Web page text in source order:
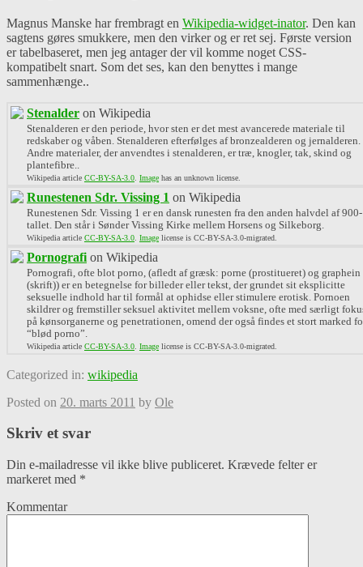
Magnus Manske har frembragt en Wikipedia-widget-inator. Den kan
sagtens gøres smukkere, men den virker og er ret sej. Første version
er tabelbaseret, men jeg antager der vil komme noget CSS-
kompatibelt snart. Som det ses, kan den benyttes i mange
sammenhænge..
Stenalder on Wikipedia
Stenalderen er den periode, hvor sten er det mest avancerede materiale til
redskaber og våben. Stenalderen efterfølges af bronzealderen og jernalderen.
Andre materialer, der anvendtes i stenalderen, er træ, knogler, tak, skind og
plantefibre..
Wikipedia article CC-BY-SA-3.0 Image has an unknown license.
Runestenen Sdr. Vissing 1 on Wikipedia
Runestenen Sdr. Vissing 1 er en dansk runesten fra den anden halvdel af 900-
tallet. Den står i Sønder Vissing Kirke mellem Horsens og Silkeborg.
Wikipedia article CC-BY-SA-3.0 Image license is CC-BY-SA-3.0-migrated.
Pornografi on Wikipedia
Pornografi, ofte blot porno, (afledt af græsk: porne (prostitueret) og graphein
(skrift)) er en betegnelse for billeder eller tekst, der grundet sit eksplicitte
seksuelle indhold har til formål at ophidse eller stimulere erotisk. Pornoen
skildrer og fremstiller seksuel aktivitet mellem voksne, ofte med særligt
på kønsorganerne og penetrationen, omend der også findes et stort marked
“blød porno”.
Wikipedia article CC-BY-SA-3.0 Image license is CC-BY-SA-3.0-migrated.
Categorized in: wikipedia
Posted on 20. marts 2011 by Ole
Skriv et svar
Din e-mailadresse vil ikke blive publiceret. Krævede felter er
markeret med *
Kommentar